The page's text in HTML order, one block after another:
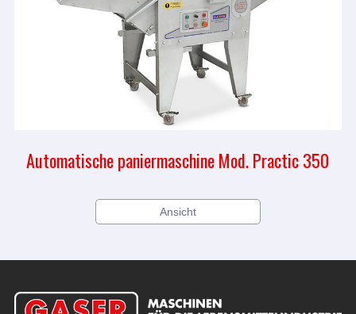
Automatische paniermaschine Mod. Practic 350
Ansicht